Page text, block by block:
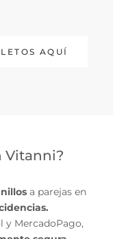
AQUÍ
Vitanni?
a parejas en
y MercadoPago,